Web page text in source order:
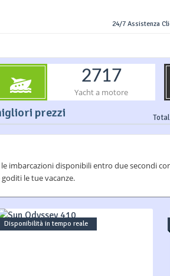
24/7 Assistenza
2717
Yacht a motore
prezzi
imbarcazioni disponibili entro due secondi
goditi le tue vacanze.
Disponibilità in tempo reale